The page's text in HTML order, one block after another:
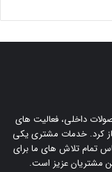
داخلی، فعالیت های
کرد. خدمات مشتری یکی
تمام تلاش های ما برای
مشتریان عزیز است.